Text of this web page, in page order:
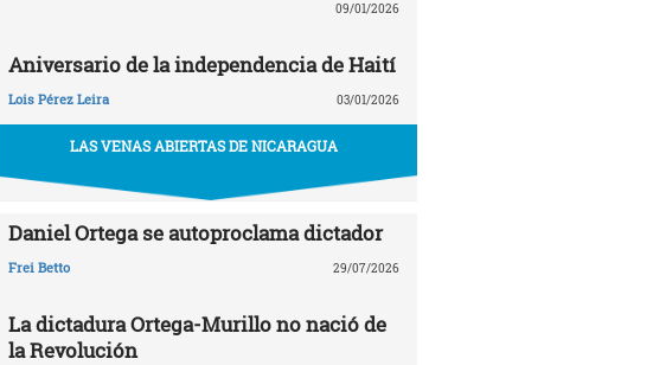
09/01/2026
Aniversario de la independencia de Haití
Lois Pérez Leira 03/01/2026
LAS VENAS ABIERTAS DE NICARAGUA
Daniel Ortega se autoproclama dictador
Frei Betto 29/07/2026
La dictadura Ortega-Murillo no nació de
la Revolución